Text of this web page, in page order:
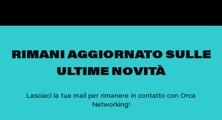
RIMANI AGGIORNATO SULLE
ULTIME NOVITÀ
Lasciaci la tua mail per rimanere in contatto con Orca
Networking!